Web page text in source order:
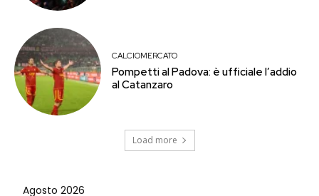
CALCIOMERCATO
Pompetti al Padova: è ufficiale l’addio
al Catanzaro
Load more
Agosto 2026